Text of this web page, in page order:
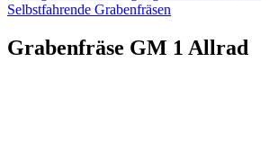
Selbstfahrende Grabenfräsen
Grabenfräse GM 1 Allrad